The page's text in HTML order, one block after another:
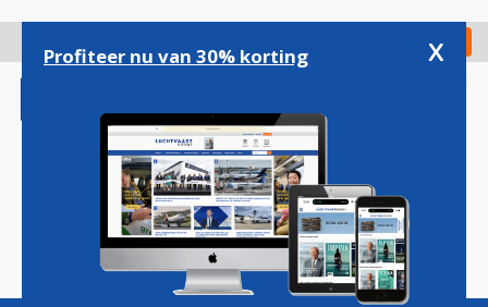
gaan
Check in
Magazine Podcasts Vacatures
Profiteer nu van 30% korting x